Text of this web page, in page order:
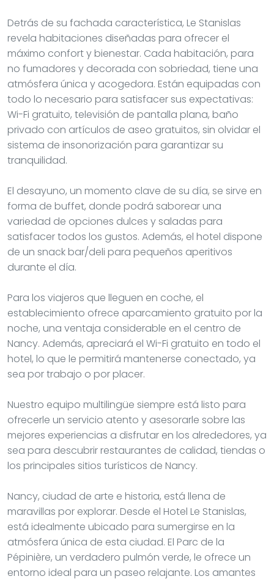
Detrás de su fachada característica, Le Stanislas
revela habitaciones diseñadas para ofrecer el
máximo confort y bienestar. Cada habitación, para
no fumadores y decorada con sobriedad, tiene una
atmósfera única y acogedora. Están equipadas con
todo lo necesario para satisfacer sus expectativas:
Wi-Fi gratuito, televisión de pantalla plana, baño
privado con artículos de aseo gratuitos, sin olvidar el
sistema de insonorización para garantizar su
tranquilidad.
El desayuno, un momento clave de su día, se sirve en
forma de buffet, donde podrá saborear una
variedad de opciones dulces y saladas para
satisfacer todos los gustos. Además, el hotel dispone
de un snack bar/deli para pequeños aperitivos
durante el día.
Para los viajeros que lleguen en coche, el
establecimiento ofrece aparcamiento gratuito por la
noche, una ventaja considerable en el centro de
Nancy. Además, apreciará el Wi-Fi gratuito en todo el
hotel, lo que le permitirá mantenerse conectado, ya
sea por trabajo o por placer.
Nuestro equipo multilingüe siempre está listo para
ofrecerle un servicio atento y asesorarle sobre las
mejores experiencias a disfrutar en los alrededores, ya
sea para descubrir restaurantes de calidad, tiendas o
los principales sitios turísticos de Nancy.
Nancy, ciudad de arte e historia, está llena de
maravillas por explorar. Desde el Hotel Le Stanislas,
está idealmente ubicado para sumergirse en la
atmósfera única de esta ciudad. El Parc de la
Pépinière, un verdadero pulmón verde, le ofrece un
entorno ideal para un paseo relajante. Los amantes